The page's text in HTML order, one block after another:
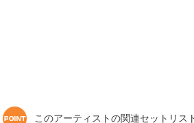
このアーティストの関連セットリス